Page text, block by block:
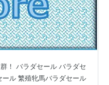
！ バラダセール バラダセ
ル 繁殖牝馬バラダセール